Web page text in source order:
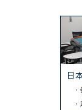
日